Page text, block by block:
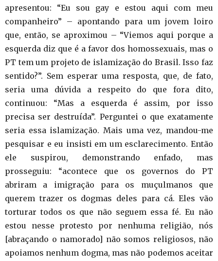
apresentou: “Eu sou gay e estou aqui com meu
companheiro” – apontando para um jovem loiro
que, então, se aproximou – “Viemos aqui porque a
esquerda diz que é a favor dos homossexuais, mas o
PT tem um projeto de islamização do Brasil. Isso faz
sentido?”. Sem esperar uma resposta, que, de fato,
seria uma dúvida a respeito do que fora dito,
continuou: “Mas a esquerda é assim, por isso
precisa ser destruída”. Perguntei o que exatamente
seria essa islamização. Mais uma vez, mandou-me
pesquisar e eu insisti em um esclarecimento. Então
ele suspirou, demonstrando enfado, mas
prosseguiu: “acontece que os governos do PT
abriram a imigração para os muçulmanos que
querem trazer os dogmas deles para cá. Eles vão
torturar todos os que não seguem essa fé. Eu não
estou nesse protesto por nenhuma religião, nós
[abraçando o namorado] não somos religiosos, não
apoiamos nenhum dogma, mas não podemos aceitar